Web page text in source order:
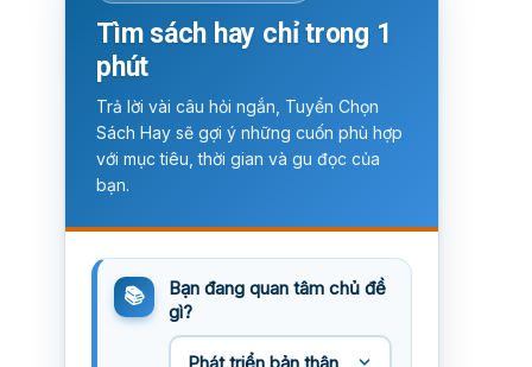
Tìm sách hay chỉ trong 1
phút
Trả lời vài câu hỏi ngắn, Tuyển Chọn
Sách Hay sẽ gợi ý những cuốn phù hợp
với mục tiêu, thời gian và gu đọc của
bạn.
Bạn đang quan tâm chủ đề
gì?